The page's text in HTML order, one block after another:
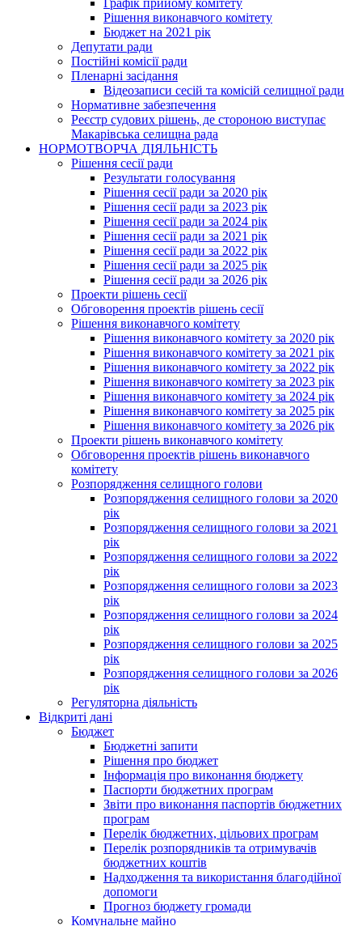
Графік прийому комітету
Рішення виконавчого комітету
Бюджет на 2021 рік
Депутати ради
Постійні комісії ради
Пленарні засідання
Відеозаписи сесій та комісій селищної ради
Нормативне забезпечення
Реєстр судових рішень, де стороною виступає
Макарівська селищна рада
НОРМОТВОРЧА ДІЯЛЬНІСТЬ
Рішення сесії ради
Результати голосування
Рішення сесії ради за 2020 рік
Рішення сесії ради за 2023 рік
Рішення сесії ради за 2024 рік
Рішення сесії ради за 2021 рік
Рішення сесії ради за 2022 рік
Рішення сесії ради за 2025 рік
Рішення сесії ради за 2026 рік
Проекти рішень сесії
Обговорення проектів рішень сесії
Рішення виконавчого комітету
Рішення виконавчого комітету за 2020 рік
Рішення виконавчого комітету за 2021 рік
Рішення виконавчого комітету за 2022 рік
Рішення виконавчого комітету за 2023 рік
Рішення виконавчого комітету за 2024 рік
Рішення виконавчого комітету за 2025 рік
Рішення виконавчого комітету за 2026 рік
Проекти рішень виконавчого комітету
Обговорення проектів рішень виконавчого
комітету
Розпорядження селищного голови
Розпорядження селищного голови за 2020
рік
Розпорядження селищного голови за 2021
рік
Розпорядження селищного голови за 2022
рік
Розпорядження селищного голови за 2023
рік
Розпорядження селищного голови за 2024
рік
Розпорядження селищного голови за 2025
рік
Розпорядження селищного голови за 2026
рік
Регуляторна діяльність
Відкриті дані
Бюджет
Бюджетні запити
Рішення про бюджет
Інформація про виконання бюджету
Паспорти бюджетних програм
Звіти про виконання паспортів бюджетних
програм
Перелік бюджетних, цільових програм
Перелік розпорядників та отримувачів
бюджетних коштів
Надходження та використання благодійної
допомоги
Прогноз бюджету громади
Комунальне майно